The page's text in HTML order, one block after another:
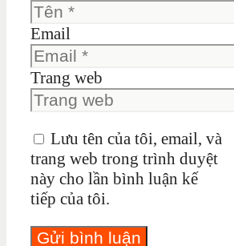
Email
Trang web
Lưu tên của tôi, email, và
trang web trong trình duyệt
này cho lần bình luận kế
tiếp của tôi.